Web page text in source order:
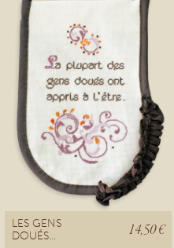
LES GENS
DOUÉS...
14,50 €